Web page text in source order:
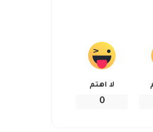
لا اهتم
0